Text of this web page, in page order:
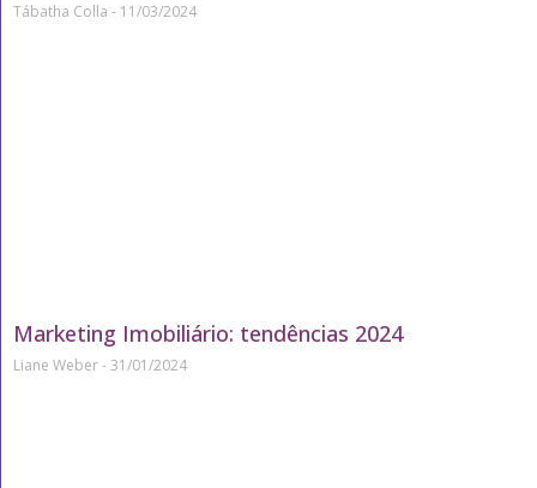
Tábatha Colla 11/03/2024
Marketing Imobiliário: tendências 2024
Liane Weber 31/01/2024